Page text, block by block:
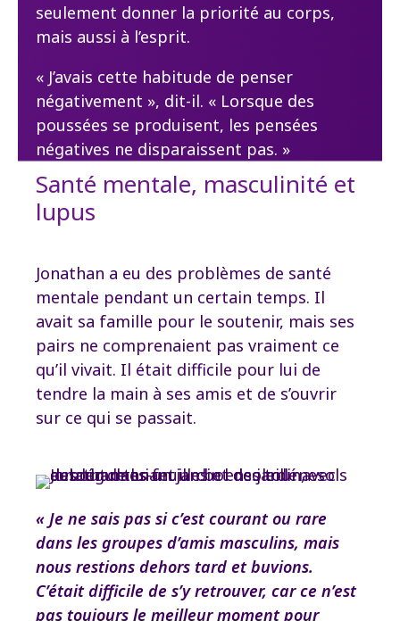
seulement donner la priorité au corps,
mais aussi à l’esprit.
« J’avais cette habitude de penser
négativement », dit-il. « Lorsque des
poussées se produisent, les pensées
négatives ne disparaissent pas. »
Santé mentale, masculinité et
lupus
Jonathan a eu des problèmes de santé
mentale pendant un certain temps. Il
avait sa famille pour le soutenir, mais ses
pairs ne comprenaient pas vraiment ce
qu’il vivait. Il était difficile pour lui de
tendre la main à ses amis et de s’ouvrir
sur ce qui se passait.
« Je ne sais pas si c’est courant ou rare
dans les groupes d’amis masculins, mais
nous restions dehors tard et buvions.
C’était difficile de s’y retrouver, car ce n’est
pas toujours le meilleur moment pour